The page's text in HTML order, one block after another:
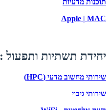
תוכנות מדעיות
Apple | MAC
יחידת תשתיות ותפעול :
שירותי מחשוב מדעי (HPC)
שירותי גיבוי